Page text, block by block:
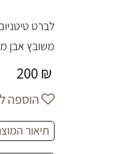
לברט
משובץ אבן
200₪
הוספה
תיאור